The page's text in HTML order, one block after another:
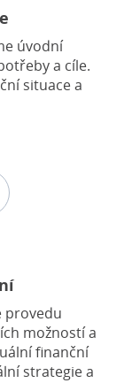
úvodní
a cíle.
situace a
provedu
možností a
finanční
strategie a